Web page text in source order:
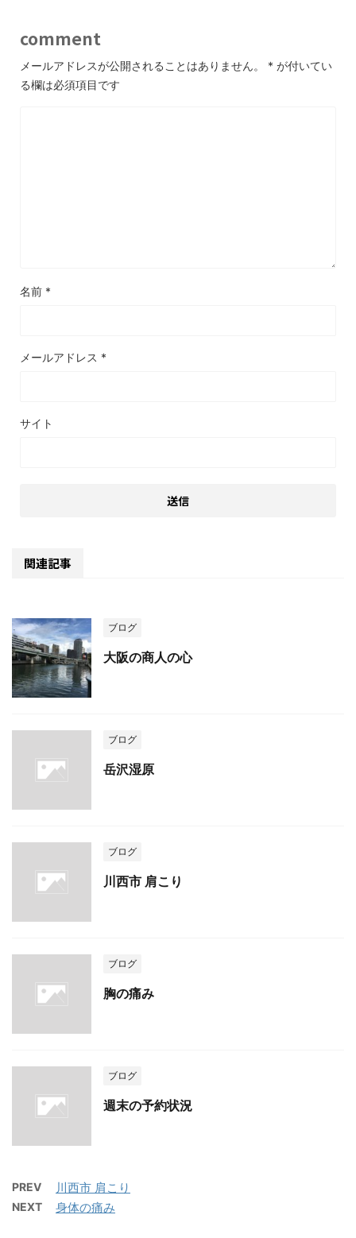
comment
メールアドレスが公開されることはありません。 * が付いてい
る欄は必須項目です
名前 *
メールアドレス *
サイト
関連記事
ブログ
大阪の商人の心
ブログ
岳沢湿原
ブログ
川西市 肩こり
ブログ
胸の痛み
ブログ
週末の予約状況
PREV 川西市 肩こり
NEXT 身体の痛み